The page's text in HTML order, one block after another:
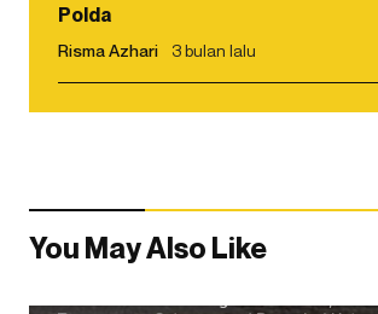
Polda
Risma Azhari 3 bulan lalu
You May Also Like